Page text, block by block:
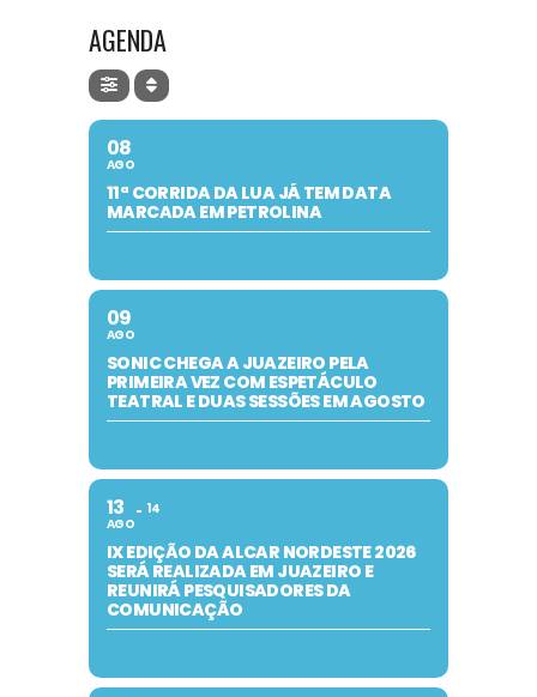
AGENDA
08
AGO
11ª CORRIDA DA LUA JÁ TEM DATA
MARCADA EM PETROLINA
09
AGO
SONIC CHEGA A JUAZEIRO PELA
PRIMEIRA VEZ COM ESPETÁCULO
TEATRAL E DUAS SESSÕES EM AGOSTO
13
AGO
14
IX EDIÇÃO DA ALCAR NORDESTE 2026
SERÁ REALIZADA EM JUAZEIRO E
REUNIRÁ PESQUISADORES DA
COMUNICAÇÃO